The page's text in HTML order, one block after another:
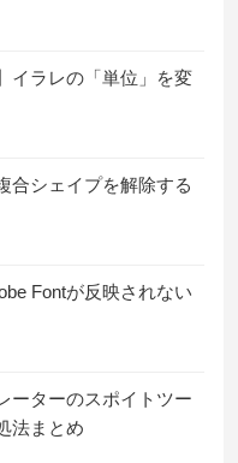
イラレの「単位」を変
合シェイプを解除する
Fontが反映されない
ーターのスポイトツー
法まとめ